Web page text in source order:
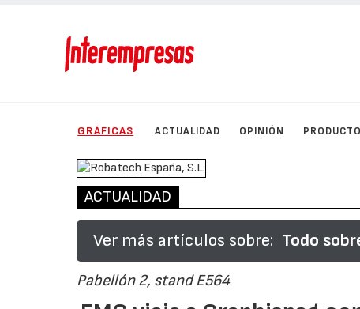
GRÁFICAS ACTUALIDAD OPINIÓN
ACTUALIDAD
Ver más artículos sobre: Todo
Pabellón 2, stand E564